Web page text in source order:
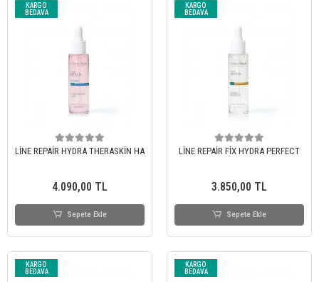
KARGO
BEDAVA
LİNE REPAİR HYDRA THERASKİN HA
4.090,00 TL
Sepete Ekle
KARGO
BEDAVA
LİNE REPAİR FİX HYDRA PERFECT
3.850,00 TL
Sepete Ekle
KARGO
BEDAVA
KARGO
BEDAVA